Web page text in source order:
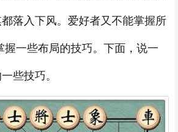
落入下风。爱好者又不能掌握所
握一些布局的技巧。下面，说一
些技巧。